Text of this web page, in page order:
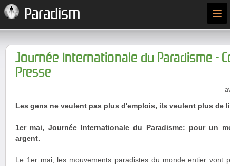
Paradism ≡
Journée Internationale du Paradisme -
Presse
Les gens ne veulent pas plus d'emplois, ils veulent plus de
1er mai, Journée Internationale du Paradisme: pour un
argent.
Le 1er mai, les mouvements paradistes du monde entier vont